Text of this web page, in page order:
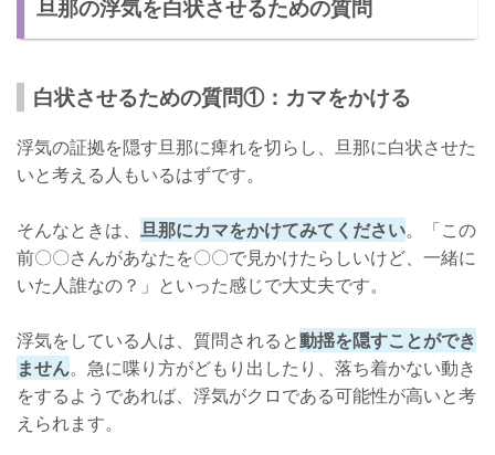
旦那の浮気を白状させるための質問
白状させるための質問①：カマをかける
浮気の証拠を隠す旦那に痺れを切らし、旦那に白状させた
いと考える人もいるはずです。
そんなときは、 旦那にカマをかけてみてください。「この
前〇〇さんがあなたを〇〇で見かけたらしいけど、一緒に
いた人誰なの？」といった感じで大丈夫です。
浮気をしている人は、質問されると動揺を隠すことができ
ません。急に喋り方がどもり出したり、落ち着かない動き
をするようであれば、浮気がクロである可能性が高いと考
えられます。